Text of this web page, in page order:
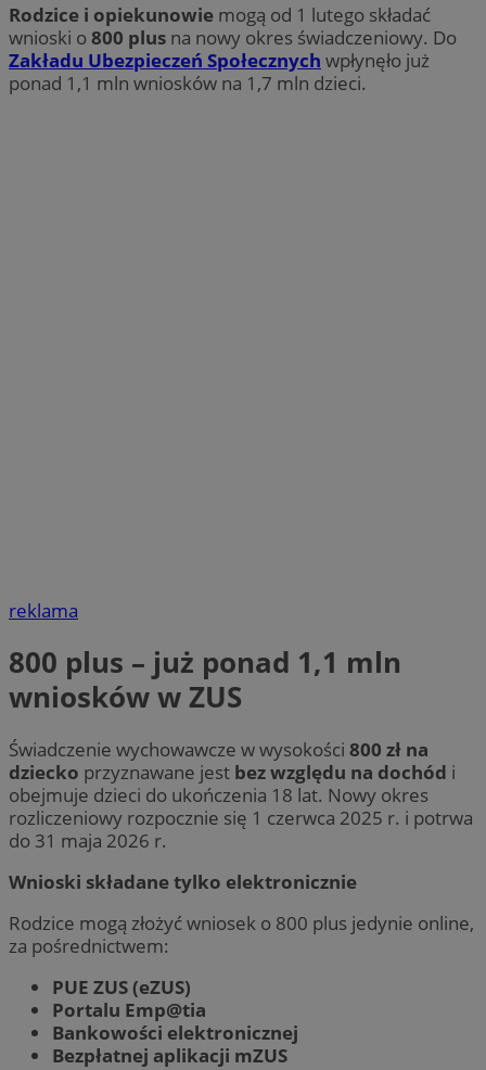
Rodzice i opiekunowie mogą od 1 lutego składać
wnioski o800 plus na nowy okres świadczeniowy. Do
Zakładu Ubezpieczeń Społecznych wpłynęło już
ponad 1,1 mln wniosków na 1,7 mln dzieci.
reklama
800 plus – już ponad 1,1 mln
wniosków w ZUS
Świadczenie wychowawcze w wysokości 800 zł na
dziecko przyznawane jest bez względu na dochód i
obejmuje dzieci do ukończenia 18 lat. Nowy okres
rozliczeniowy rozpocznie się 1 czerwca 2025 r. i potrwa
do 31 maja 2026 r.
Wnioski składane tylko elektronicznie
Rodzice mogą złożyć wniosek o 800 plus jedynie online,
za pośrednictwem:
PUE ZUS (eZUS)
Portalu Emp@tia
Bankowości elektronicznej
Bezpłatnej aplikacji mZUS